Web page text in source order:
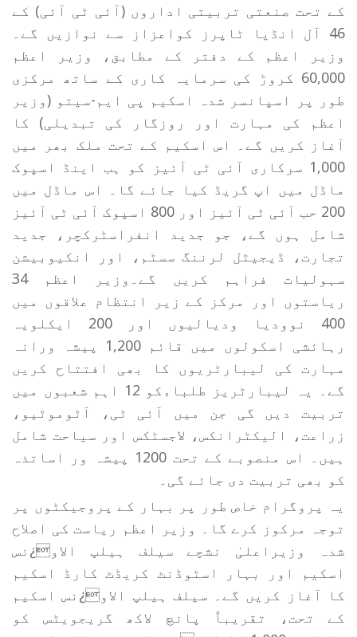
کے تحت صنعتی تربیتی اداروں (آئی ٹی آئی) کے
46 آل انڈیا ٹاپرز کواعزاز سے نوازیں گے۔
وزیر اعظم کے دفتر کے مطابق، وزیر اعظم
60,000 کروڑ کی سرمایہ کاری کے ساتھ مرکزی
طور پر اسپانسر شدہ اسکیم پی ایم-سیتو (وزیر
اعظم کی مہارت اور روزگار کی تبدیلی) کا
آغاز کریں گے۔ اس اسکیم کے تحت ملک بھر میں
1,000 سرکاری آئی ٹی آئیز کو ہب اینڈ اسپوک
ماڈل میں اپ گریڈ کیا جائے گا۔ اس ماڈل میں
200 حب آئی ٹی آئیز اور 800 اسپوک آئی ٹی آئیز
شامل ہوں گے، جو جدید انفراسٹرکچر، جدید
تجارت، ڈیجیٹل لرننگ سسٹم، اور انکیوبیشن
سہولیات فراہم کریں گے۔وزیر اعظم 34
ریاستوں اور مرکز کے زیر انتظام علاقوں میں
400 نوودیا ودیالیوں اور 200 ایکلویہ
رہائشی اسکولوں میں قائم 1,200 پیشہ ورانہ
مہارت کی لیبارٹریوں کا بھی افتتاح کریں
گے۔ یہ لیبارٹریز طلباءکو 12 اہم شعبوں میں
تربیت دیں گی جن میں آئی ٹی، آٹوموٹیو،
زراعت، الیکٹرانکس، لاجسٹکس اور سیاحت شامل
ہیں۔ اس منصوبے کے تحت 1200 پیشہ ور اساتذہ
کو بھی تربیت دی جائے گی۔
یہ پروگرام خاص طور پر بہار کے پروجیکٹوں پر
توجہ مرکوز کرے گا۔ وزیر اعظم ریاست کی اصلاح
شدہ وزیراعلیٰ نشچے سیلف ہیلپ الاو¿نس
اسکیم اور بہار اسٹوڈنٹ کریڈٹ کارڈ اسکیم
کا آغاز کریں گے۔ سیلف ہیلپ الاو¿نس اسکیم
کے تحت، تقریباً پانچ لاکھ گریجویٹس کو